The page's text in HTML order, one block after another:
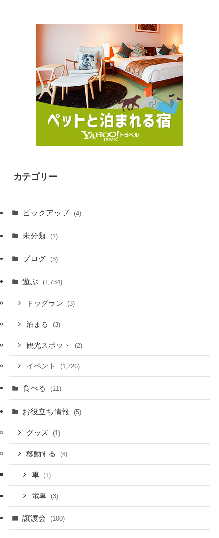
カテゴリー
ピックアップ (4)
未分類 (1)
ブログ (3)
遊ぶ (1,734)
ドッグラン (3)
泊まる (3)
観光スポット (2)
イベント (1,726)
食べる (11)
お役立ち情報 (5)
グッズ (1)
移動する (4)
車 (1)
電車 (3)
譲渡会 (100)